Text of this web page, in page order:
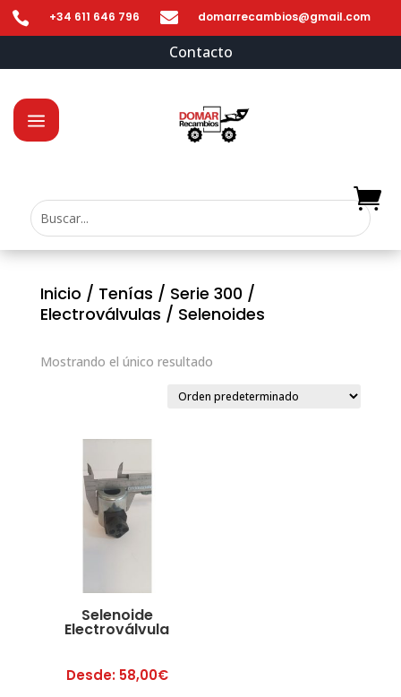
 +34 611 646 796  domarrecambios@gmail.com
Contacto
Inicio / Tenías / Serie 300 /
Electroválvulas / Selenoides
Mostrando el único resultado
Selenoide
Electroválvula
Desde: 58,00€